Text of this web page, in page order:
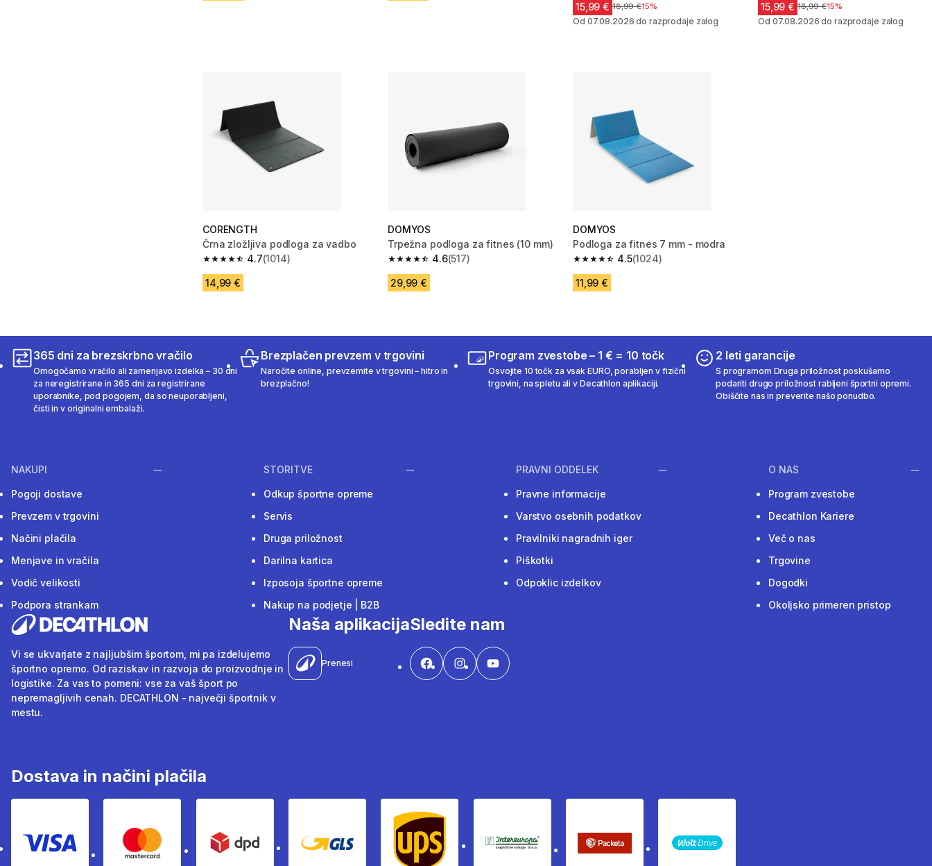
15,99 € Cena pred znižanjem
18,99 €15%
Od 07.08.2026 do razprodaje zalog
15,99 € Cena pred znižanjem
18,99 €15%
Od 07.08.2026 do razprodaje zalog
CORENGTH
Črna zložljiva podloga za vadbo
4.7
4.7 od 5 zvezdic from 1014 ocene
(1014)
14,99 €
DOMYOS
Trpežna podloga za fitnes (10 mm)
4.6
4.6 od 5 zvezdic from 517 ocene
(517)
29,99 €
DOMYOS
Podloga za fitnes 7 mm - modra
4.5
4.5 od 5 zvezdic from 1024 ocene
(1024)
11,99 €
365 dni za brezskrbno vračilo
Omogočamo vračilo ali zamenjavo izdelka – 30 dni
za neregistrirane in 365 dni za registrirane
uporabnike, pod pogojem, da so neuporabljeni,
čisti in v originalni embalaži.
Brezplačen prevzem v trgovini
Naročite online, prevzemite v trgovini – hitro in
brezplačno!
Program zvestobe – 1 € = 10 točk
Osvojite 10 točk za vsak EURO, porabljen v fizični
trgovini, na spletu ali v Decathlon aplikaciji.
2 leti garancije
S programom Druga priložnost poskušamo
podariti drugo priložnost rabljeni športni opremi.
Obiščite nas in preverite našo ponudbo.
NAKUPI
Pogoji dostave
Prevzem v trgovini
Načini plačila
Menjave in vračila
Vodič velikosti
Podpora strankam
STORITVE
Odkup športne opreme
Servis
Druga priložnost
Darilna kartica
Izposoja športne opreme
Nakup na podjetje | B2B
PRAVNI ODDELEK
Pravne informacije
Varstvo osebnih podatkov
Pravilniki nagradnih iger
Piškotki
Odpoklic izdelkov
O NAS
Program zvestobe
Decathlon Kariere
Več o nas
Trgovine
Dogodki
Okoljsko primeren pristop
Vi se ukvarjate z najljubšim športom, mi pa izdelujemo
športno opremo. Od raziskav in razvoja do proizvodnje in
logistike. Za vas to pomeni: vse za vaš šport po
nepremagljivih cenah. DECATHLON - največji športnik v
mestu.
Naša aplikacija
Prenesi
Sledite nam
Dostava in načini plačila
Visa Mastercard Dpd Gls Ups Intereuropa Packeta Sledenje pošiljki
WOLT